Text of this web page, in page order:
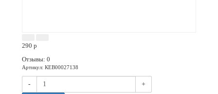
290 p
Отзывы: 0
Артикул: КЕВ00027138
- +